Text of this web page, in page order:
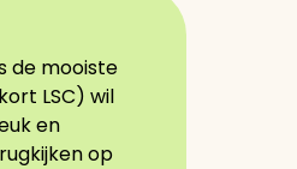
de mooiste
LSC) wil
en
op